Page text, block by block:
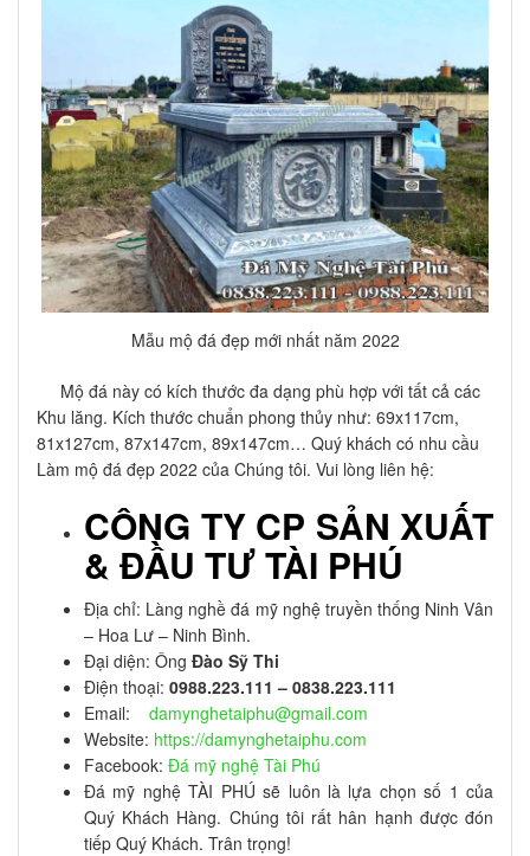
Mẫu mộ đá đẹp mới nhất năm 2022
Mộ đá này có kích thước đa dạng phù hợp với tất cả các
Khu lăng. Kích thước chuẩn phong thủy như: 69x117cm,
81x127cm, 87x147cm, 89x147cm… Quý khách có nhu cầu
Làm mộ đá đẹp 2022 của Chúng tôi. Vui lòng liên hệ:
CÔNG TY CP SẢN XUẤT
& ĐẦU TƯ TÀI PHÚ
Địa chỉ: Làng nghề đá mỹ nghệ truyền thống Ninh Vân
– Hoa Lư – Ninh Bình.
Đại diện: Ông Đào Sỹ Thi
Điện thoại: 0988.223.111 – 0838.223.111
Email: damynghetaiphu@gmail.com
Website: https://damynghetaiphu.com
Facebook: Đá mỹ nghệ Tài Phú
Đá mỹ nghệ TÀI PHÚ sẽ luôn là lựa chọn số 1 của
Quý Khách Hàng. Chúng tôi rất hân hạnh được đón
tiếp Quý Khách. Trân trọng!